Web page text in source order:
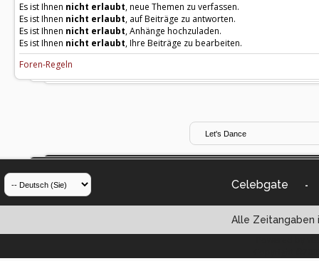
Es ist Ihnen nicht erlaubt, neue Themen zu verfassen.
Es ist Ihnen nicht erlaubt, auf Beiträge zu antworten.
Es ist Ihnen nicht erlaubt, Anhänge hochzuladen.
Es ist Ihnen nicht erlaubt, Ihre Beiträge zu bearbeiten.
Foren-Regeln
Celebgate -
Alle Zeitangaben